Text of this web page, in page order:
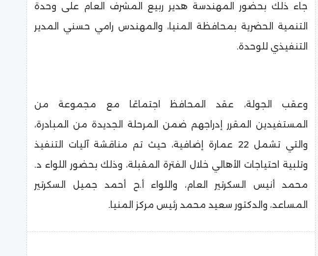
جاء ذلك بحضور المهندسة هدير ربيع المشرف العام على وحدة
التنمية الحضرية بمحافظة المنيا، والمهندس رامي حسني المدير
التنفيذي للوحدة.
وعقب الجولة، عقد المحافظ اجتماعًا مع مجموعة من
المستفيدين المقرر إدراجهم ضمن المرحلة الجديدة من المبادرة،
والتي تشمل 22 عمارة إضافية، حيث تم مناقشة آليات التنفيذ
وتلبية احتياجات الأهالي خلال الفترة المقبلة، وذلك بحضور اللواء د.
محمد أنيس السكرتير العام، واللواء أ.ح أحمد جميل السكرتير
المساعد، والدكتور سعيد محمد رئيس مركز المنيا.